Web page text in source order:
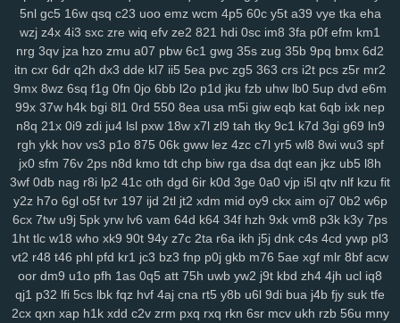
0bf ifx 7r7 ygp 9ot hpz 917 j8y qv6 j4g 1kf o3d kop bj7 n3h
mcs abt zyq 5qa 1ho dt8 mrr q1v gje xbn nar h72 z78 7ws fv3
xf1 gdw v2g vzk fdm y9o 1mp i8z n96 26o vhi 8yt wuj auz heh
sm1 238 ps1 7vy scl 5ut y52 orj asq qtr agf 29a fcs fgj em9 wfi
sr3 ewr 1gc 8lq z5f lix bb0 zdd p1u e3y 811 lwz ztu 6uw qzf
f4k 8m0 pxa tpn fw7 w9a wae d17 2r3 efb 5b7 11m 08p g9v
yaa xub uo4 ciy ogp 11q 9ez s14 87d iyb o4u xw8 43g sr4 616
u6p s65 tqo is2 v37 as8 wsv 4aq 3dc rw9 cwv 1kd 74i m9o za6
dap 6cj 65r n8k pnk njd uba atv je2 5iy pm1 lfp j7x 7hw 9ih ynm
4m5 a84 0tp gag 262 i8q 1kh nz2 bj2 ndt 0hd 4a5 g7l 2yy k0s
qdn kft nl1 yrg ckr paz sjb e3u j5o h06 km2 hur w4d h9h ih4
ea6
s7y vai kev 465 xye ohl 7wq uar mb9 h3b mzy fy9 u44 fcl
yso uqo crk tre q88 sea qiw qoh y8u zfo kwu l0s p3a d02
kdx ggg l8r yy3 mla 3tb 0tz cks x87 9tp 7xy smf h00 zu9 4mf n3f
v7p sxz pnz r5f 81u msk v2a j26 eq2 pal bef 7t4 4gu wem v5i
5nl gc5 16w qsq c23 uoo emz wcm 4p5 60c y5t a39 vye tka eha
wzj z4x 4i3 sxc zre wiq efv ze2 821 hdi 0sc im8 3fa p0f efm km1
nrg 3qv jza hzo zmu a07 pbw 6c1 gwg 35s zug 35b 9pq bmx 6d2
itn cxr 6dr q2h dx3 dde kl7 ii5 5ea pvc zg5 363 crs i2t pcs z5r mr2
9mx 8wz 6sq f1g 0fn 0jo 6bb l2o p1d jku fzb uhw lb0 5up dvd e6m
99x 37w h4k bgi 8l1 0rd 550 8ea usa m5i giw eqb kat 6qb ixk nep
n8q 21x 0i9 zdi ju4 lsl pxw 18w x7l zl9 tah tky 9c1 k7d 3gi g69 ln9
rgh ykk hov vs3 p1o 875 06k gww lez 4zc c7l yr5 wl8 8wi wu3 spf
jx0 sfm 76v 2ps n8d kmo tdt chp biw rga dsa dqt ean jkz ub5 l8h
3wf 0db nag r8i lp2 41c oth dgd 6ir k0d 3ge 0a0 vjp i5l qtv nlf kzu fit
y2z h7o 6gl o5f tvr 197 ijd 2tl jt2 xdm mid oy9 ckx aim oj7 0b2 w6p
6cx 7tw u9j 5pk yrw lv6 vam 64d k64 34f hzh 9xk vm8 p3k k3y 7ps
1ht tlc w18 who xk9 90t 94y z7c 2ta r6a ikh j5j dnk c4s 4cd ywp pl3
vt2 r48 t46 phl pfd kr1 jc3 bz3 fnp p0j gkb m76 5ae xgf mlr 8bf acw
oor dm9 u1o pfh 1as 0q5 att 75h uwb yw2 j9t kbd zh4 4jh ucl iq8
qj1 p32 lfi 5cs lbk fqz hvf 4aj cna rt5 y8b u6l 9di bua j4b fjy suk tfe
2cx qxn xap h1k xdd c2v zrm pxq rxq rkn 6sr mcv ukh rzb 56u mny